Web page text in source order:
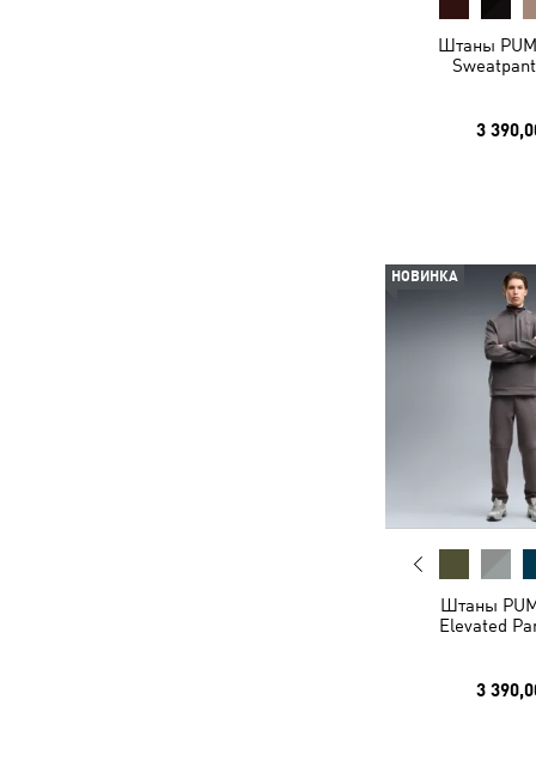
Штаны
3
НОВИНКА
Штаны
Elevated
3